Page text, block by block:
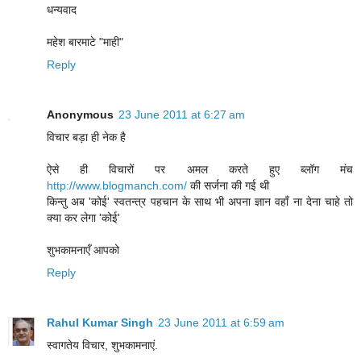
धन्यवाद
महेश बारमाटे "माही"
Reply
Anonymous 23 June 2011 at 6:27 am
विचार बड़ा ही नेक है
ऐसे ही विचारों पर अमल करते हुए ब्लॉग मंच
http://www.blogmanch.com/ की सर्जना की गई थी
किन्तु अब 'कोई' स्वतन्त्र पहचान के साथ भी अपना ज्ञान वहाँ ना देना चाहे तो
क्या कर लेगा 'कोई'
शुभकामनाएँ आपको
Reply
Rahul Kumar Singh 23 June 2011 at 6:59 am
स्‍वागतेय विचार, शुभकामनाएं.